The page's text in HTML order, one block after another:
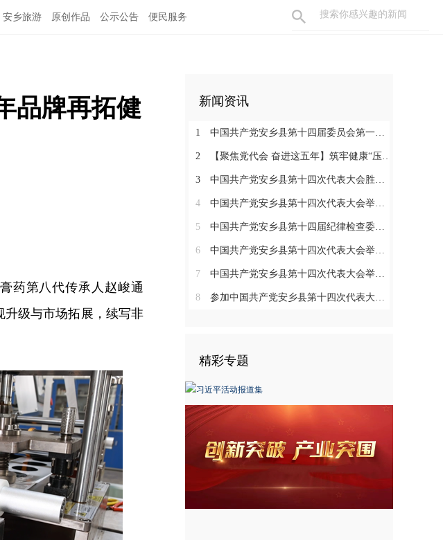
安乡旅游 原创作品 公示公告 便民服务
品牌再拓健
药第八代传承人赵峻通
升级与市场拓展，续写非
新闻资讯
1 中国共产党安乡县第十四届委员会第一次全体会议召开
2 【聚焦党代会 奋进这五年】筑牢健康“压舱石” 书写安乡“大民生”
3 中国共产党安乡县第十四次代表大会胜利闭幕
4 中国共产党安乡县第十四次代表大会举行主席团第七次会议
5 中国共产党安乡县第十四届纪律检查委员会第一次全体会议召开
6 中国共产党安乡县第十四次代表大会举行主席团常务委员会第三次会议
7 中国共产党安乡县第十四次代表大会举行第三次全体会议
8 参加中国共产党安乡县第十四次代表大会代表分组讨论县委工作报告和县纪委工作报告
精彩专题